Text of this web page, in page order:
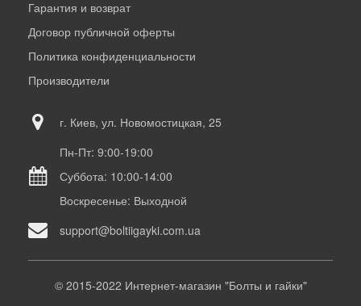
Гарантия и возврат
Договор публичной оферты
Политика конфиденциальности
Производители
г. Киев, ул. Новомостицкая, 25
Пн-Пт: 9:00-19:00
Суббота: 10:00-14:00
Воскресенье: Выходной
support@boltiigayki.com.ua
© 2015-2022 Интернет-магазин "Болты и гайки"